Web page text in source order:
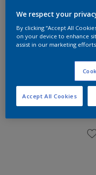
We respect your
By clicking “Accept All
on your device to enhance
assist in our marketing
Accept All Cookies